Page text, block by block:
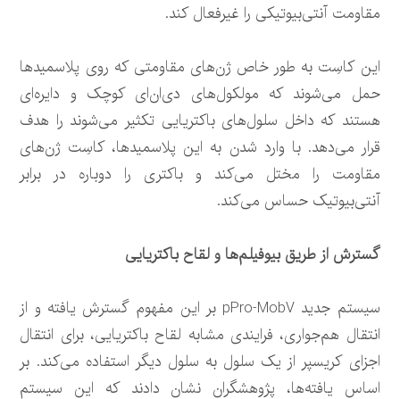
مقاومت آنتی‌بیوتیکی را غیرفعال کند.
این کاسِت به طور خاص ژن‌های مقاومتی که روی پلاسمیدها
حمل می‌شوند که مولکول‌های دی‌ان‌ای کوچک و دایره‌ای
هستند که داخل سلول‌های باکتریایی تکثیر می‌شوند را هدف
قرار می‌دهد. با وارد شدن به این پلاسمیدها، کاسِت ژن‌های
مقاومت را مختل می‌کند و باکتری را دوباره در برابر
آنتی‌بیوتیک حساس می‌کند.
گسترش از طریق بیوفیلم‌ها و لقاح باکتریایی
سیستم جدید pPro-MobV بر این مفهوم گسترش یافته و از
انتقال هم‌جواری، فرایندی مشابه لقاح باکتریایی، برای انتقال
اجزای کریسپر از یک سلول به سلول دیگر استفاده می‌کند. بر
اساس یافته‌ها، پژوهشگران نشان دادند که این سیستم